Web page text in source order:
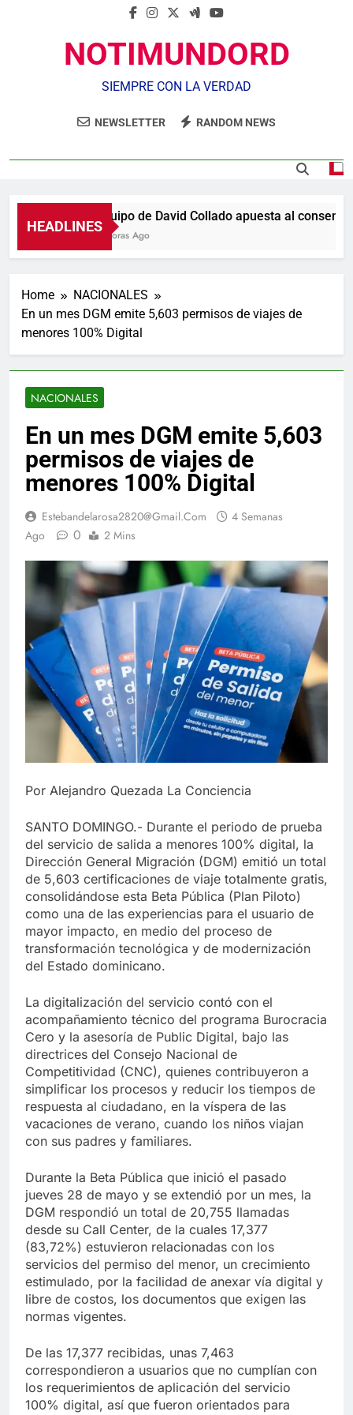
NOTIMUNDORD
SIEMPRE CON LA VERDAD
NEWSLETTER RANDOM NEWS
HEADLINES
Equipo de David Collado apuesta al consenso
2 Horas Ago
Home
NACIONALES
En un mes DGM emite 5,603 permisos de viajes de
menores 100% Digital
NACIONALES
En un mes DGM emite 5,603
permisos de viajes de
menores 100% Digital
Estebandelarosa2820@gmail.com
4 Semanas
Ago
0 2 Mins
Por Alejandro Quezada La Conciencia
SANTO DOMINGO.- Durante el periodo de prueba
del servicio de salida a menores 100% digital, la
Dirección General Migración (DGM) emitió un total
de 5,603 certificaciones de viaje totalmente gratis,
consolidándose esta Beta Pública (Plan Piloto)
como una de las experiencias para el usuario de
mayor impacto, en medio del proceso de
transformación tecnológica y de modernización
del Estado dominicano.
La digitalización del servicio contó con el
acompañamiento técnico del programa Burocracia
Cero y la asesoría de Public Digital, bajo las
directrices del Consejo Nacional de
Competitividad (CNC), quienes contribuyeron a
simplificar los procesos y reducir los tiempos de
respuesta al ciudadano, en la víspera de las
vacaciones de verano, cuando los niños viajan
con sus padres y familiares.
Durante la Beta Pública que inició el pasado
jueves 28 de mayo y se extendió por un mes, la
DGM respondió un total de 20,755 llamadas
desde su Call Center, de la cuales 17,377
(83,72%) estuvieron relacionadas con los
servicios del permiso del menor, un crecimiento
estimulado, por la facilidad de anexar vía digital y
libre de costos, los documentos que exigen las
normas vigentes.
De las 17,377 recibidas, unas 7,463
correspondieron a usuarios que no cumplían con
los requerimientos de aplicación del servicio
100% digital, así que fueron orientados para